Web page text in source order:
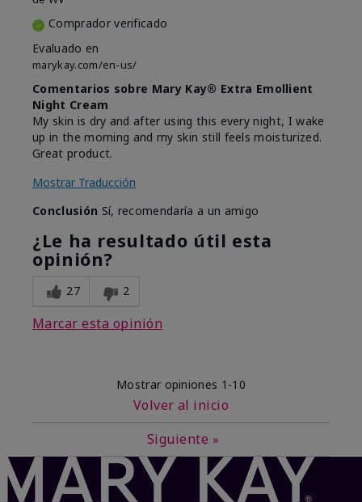
Comprador verificado
Evaluado en
marykay.com/en-us/
Comentarios sobre Mary Kay® Extra Emollient
Night Cream
My skin is dry and after using this every night, I wake
up in the morning and my skin still feels moisturized.
Great product.
Mostrar Traducción
Conclusión Sí, recomendaría a un amigo
¿Le ha resultado útil esta
opinión?
27 2
Marcar esta opinión
Mostrar opiniones 1-10
Volver al inicio
Siguiente »